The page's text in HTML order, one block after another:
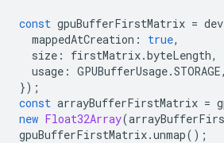
const gpuBufferFirstMatrix =
mappedAtCreation : true,
size : firstMatrix.byteLength,
usage : GPUBufferUsage.STORAGE,
});
const arrayBufferFirstMatrix =
new Float32Array(
gpuBufferFirstMatrix.unmap();